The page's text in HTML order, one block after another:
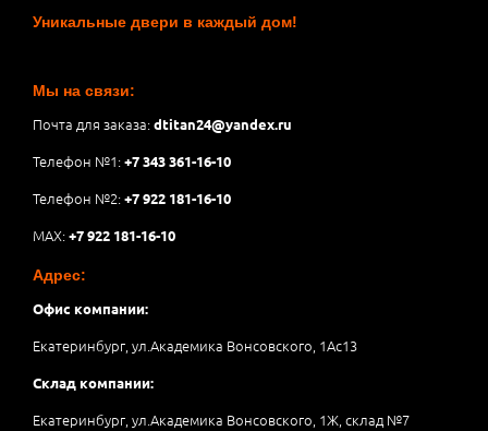
Уникальные двери в каждый дом!
Мы на связи:
Почта для заказа:dtitan24@yandex.ru
Телефон №1:+7 343 361-16-10
Телефон №2:+7 922 181-16-10
MAX:+7 922 181-16-10
Адрес:
Офис компании:
Екатеринбург, ул.Академика Вонсовского, 1Аc13
Склад компании:
Екатеринбург, ул.Академика Вонсовского, 1Ж, склад №7